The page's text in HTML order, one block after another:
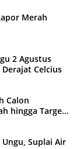
Merah
2 Agustus
Celcius
Calon
hingga Target
Suplai Air